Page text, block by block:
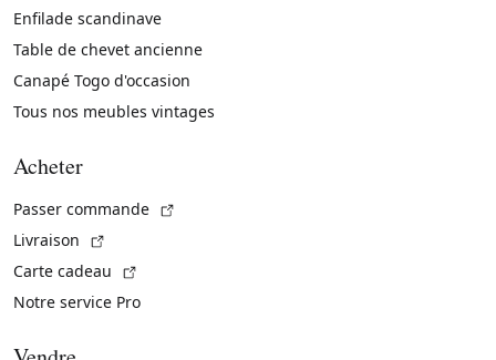
Enfilade scandinave
Table de chevet ancienne
Canapé Togo d'occasion
Tous nos meubles vintages
Acheter
Passer commande
Livraison
Carte cadeau
Notre service Pro